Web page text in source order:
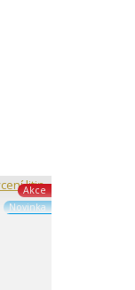
Akce
Novinka